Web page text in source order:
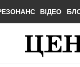
ВІДЕО